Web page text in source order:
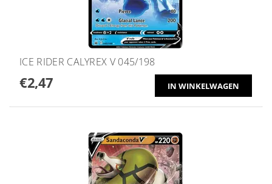
ICE RIDER CALYREX V 045/198
€2,47